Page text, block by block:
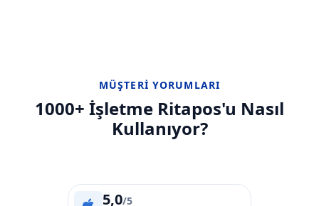
MÜŞTERI YORUMLARI
1000+ İşletme Ritapos'u Nasıl
Kullanıyor?
5,0/5